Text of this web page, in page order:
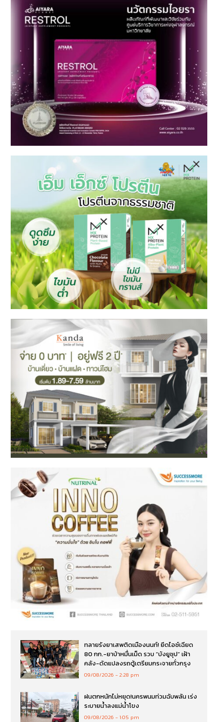
ทลายรังยาเสพติดเมืองนนท์! ยึดไอซ์เฉียด
80 กก.-ยาบ้าหมื่นเม็ด รวบ “บังยูซุป” เฝ้า
คลัง-ดัดแปลงรถตู้เตรียมกระจายทั่วกรุง
09/08/2026 2:28 pm
ฝนตกหนักไม่หยุด!นครพนมท่วมฉับพลัน เร่ง
ระบายน้ำลงแม่น้ำโขง
09/08/2026 1:05 pm